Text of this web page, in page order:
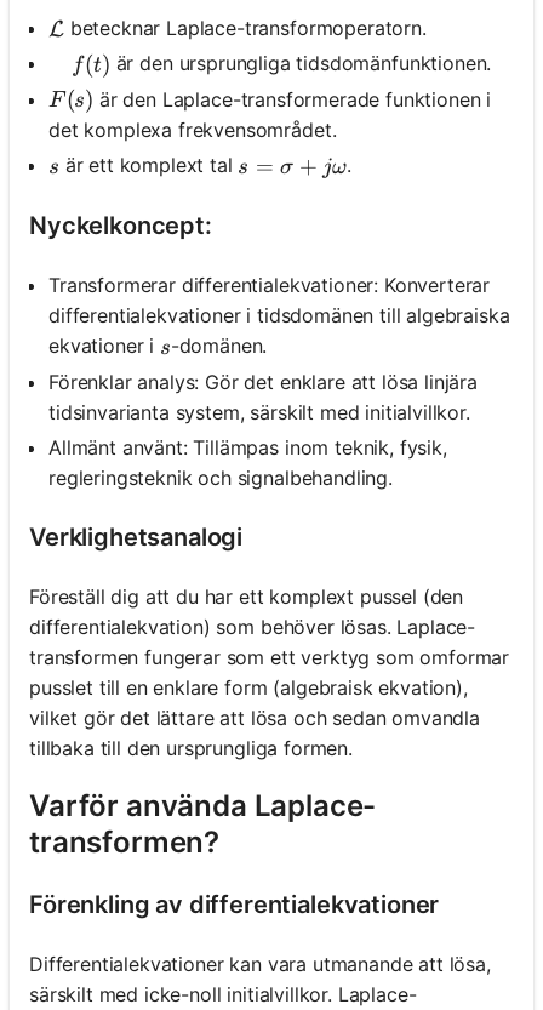
\mathcal{L}
Lbetecknar Laplace-transformoperatorn.
\quad f(t)
f(t) är den ursprungliga tidsdomänfunktionen.
F(s)
F(s) är den Laplace-transformerade funktionen i
det komplexa frekvensområdet.
s
s är ett komplext tal s=\sigma+j \omega
s = σ + jω.
Nyckelkoncept:
Transformerar differentialekvationer: Konverterar
differentialekvationer i tidsdomänen till algebraiska
ekvationer i s
s-domänen.
Förenklar analys: Gör det enklare att lösa linjära
tidsinvarianta system, särskilt med initialvillkor.
Allmänt använt: Tillämpas inom teknik, fysik,
regleringsteknik och signalbehandling.
Verklighetsanalogi
Föreställ dig att du har ett komplext pussel (den
differentialekvation) som behöver lösas. Laplace-
transformen fungerar som ett verktyg som omformar
pusslet till en enklare form (algebraisk ekvation),
vilket gör det lättare att lösa och sedan omvandla
tillbaka till den ursprungliga formen.
Varför använda Laplace-
transformen?
Förenkling av differentialekvationer
Differentialekvationer kan vara utmanande att lösa,
särskilt med icke-noll initialvillkor. Laplace-